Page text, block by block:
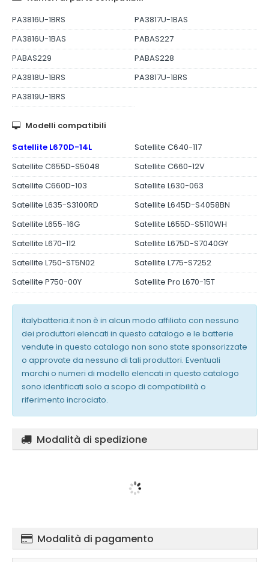
PA3816U-1BRS
PA3817U-1BAS
PA3816U-1BAS
PABAS227
PABAS229
PABAS228
PA3818U-1BRS
PA3817U-1BRS
PA3819U-1BRS
Modelli compatibili
Satellite L670D-14L
Satellite C640-117
Satellite C655D-S5048
Satellite C660-12V
Satellite C660D-103
Satellite L630-063
Satellite L635-S3100RD
Satellite L645D-S4058BN
Satellite L655-16G
Satellite L655D-S5110WH
Satellite L670-112
Satellite L675D-S7040GY
Satellite L750-ST5N02
Satellite L775-S7252
Satellite P750-00Y
Satellite Pro L670-15T
italybatteria.it non è in alcun modo affiliato con nessuno
dei produttori elencati in questo catalogo e le batterie
vendute in questo catalogo non sono state sponsorizzate
o approvate da nessuno di tali produttori. Eventuali
marchi o numeri di modello elencati in questo catalogo
sono identificati solo a scopo di compatibilità o
riferimento incrociato.
Modalità di spedizione
Modalità di pagamento